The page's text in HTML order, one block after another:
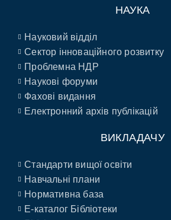
НАУКА
Науковий відділ
Сектор інноваційного розвитку
Проблемна НДР
Наукові форуми
Фахові видання
Електронний архів публікацій
ВИКЛАДАЧУ
Стандарти вищої освіти
Навчальні плани
Нормативна база
E-каталог Бібліотеки